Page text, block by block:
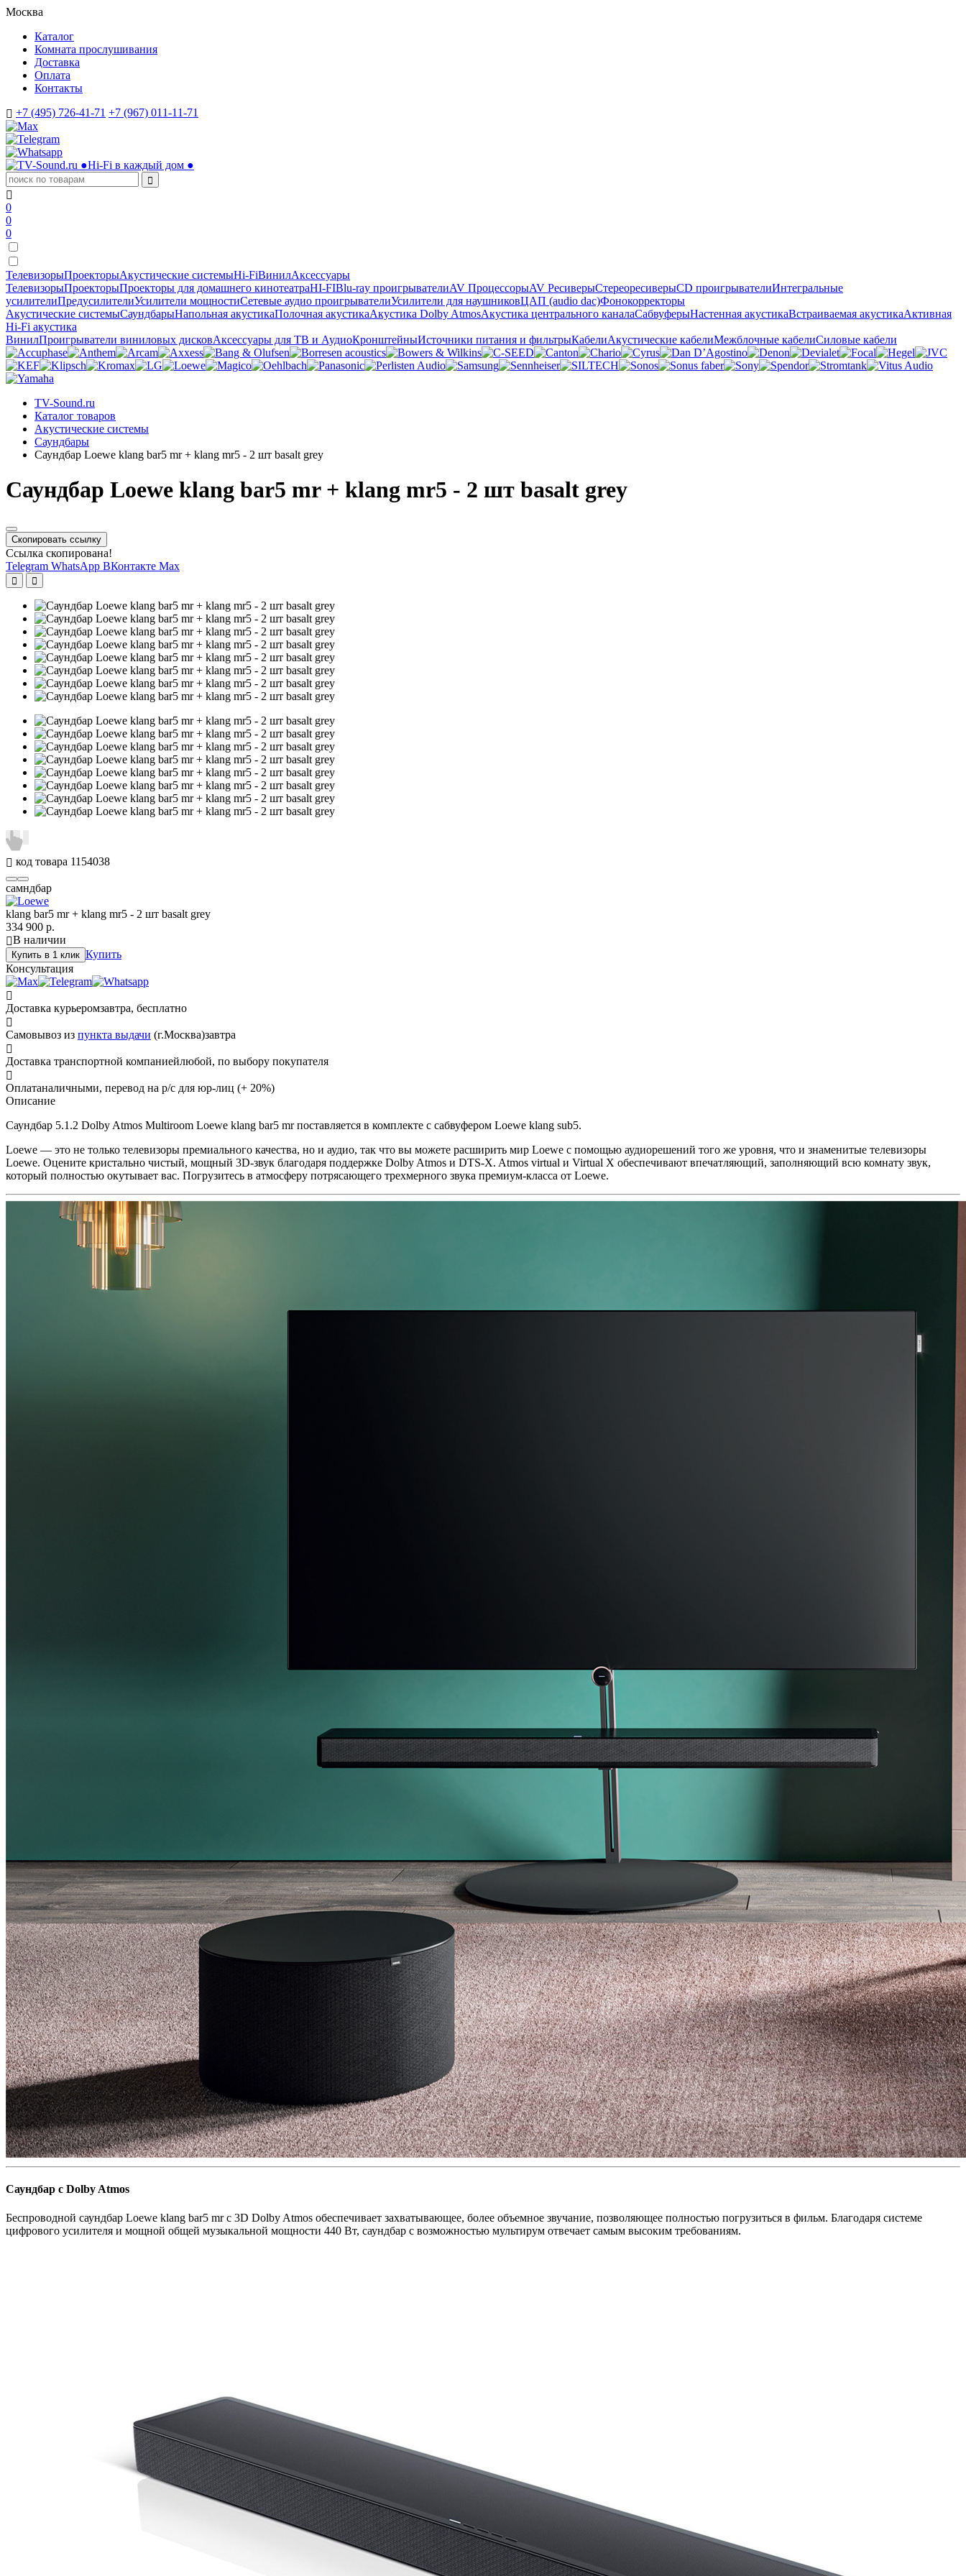
Москва
Каталог
Комната прослушивания
Доставка
Оплата
Контакты
+7 (495) 726-41-71 +7 (967) 011-11-71
●Hi-Fi в каждый дом ●
0
0
0
ТелевизорыПроекторыАкустические системыHi-FiВинилАксессуары
ТелевизорыПроекторыПроекторы для домашнего кинотеатраHI-FIBlu-ray проигрывателиAV ПроцессорыAV РесиверыСтереоресиверыCD проигрывателиИнтегральные
усилителиПредусилителиУсилители мощностиСетевые аудио проигрывателиУсилители для наушниковЦАП (audio dac)Фонокорректоры
Акустические системыСаундбарыНапольная акустикаПолочная акустикаАкустика Dolby AtmosАкустика центрального каналаСабвуферыНастенная акустикаВстраиваемая акустикаАктивная
Hi-Fi акустика
ВинилПроигрыватели виниловых дисковАксессуары для ТВ и АудиоКронштейныИсточники питания и фильтрыКабелиАкустические кабелиМежблочные кабелиСиловые кабели
TV-Sound.ru
Каталог товаров
Акустические системы
Саундбары
Саундбар Loewe klang bar5 mr + klang mr5 - 2 шт basalt grey
Саундбар Loewe klang bar5 mr + klang mr5 - 2 шт basalt grey
Скопировать ссылку
Ссылка скопирована!
Telegram WhatsApp ВКонтакте Max
код товара 1154038
самндбар
klang bar5 mr + klang mr5 - 2 шт basalt grey
334 900 р.
В наличии
Купить в 1 клик Купить
Консультация
Доставка курьеромзавтра, бесплатно
Самовывоз из пункта выдачи (г.Москва)завтра
Доставка транспортной компаниейлюбой, по выбору покупателя
Оплатаналичными, перевод на р/с для юр-лиц (+ 20%)
Описание
Саундбар 5.1.2 Dolby Atmos Multiroom Loewe klang bar5 mr поставляется в комплекте с сабвуфером Loewe klang sub5.
Loewe — это не только телевизоры премиального качества, но и аудио, так что вы можете расширить мир Loewe с помощью аудиорешений того же уровня, что и знаменитые телевизоры
Loewe. Оцените кристально чистый, мощный 3D-звук благодаря поддержке Dolby Atmos и DTS-X. Atmos virtual и Virtual X обеспечивают впечатляющий, заполняющий всю комнату звук,
который полностью окутывает вас. Погрузитесь в атмосферу потрясающего трехмерного звука премиум-класса от Loewe.
Саундбар с Dolby Atmos
Беспроводной саундбар Loewe klang bar5 mr с 3D Dolby Atmos обеспечивает захватывающее, более объемное звучание, позволяющее полностью погрузиться в фильм. Благодаря системе
цифрового усилителя и мощной общей музыкальной мощности 440 Вт, саундбар с возможностью мультирум отвечает самым высоким требованиям.